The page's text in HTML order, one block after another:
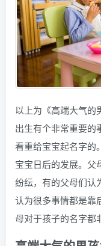
以上为《高端大气的
出生有个非常重要的
看重给宝宝起名字的
宝宝日后的发展。父
纷纭，有的父母们认
认为很多事情都是靠
母对于孩子的名字都